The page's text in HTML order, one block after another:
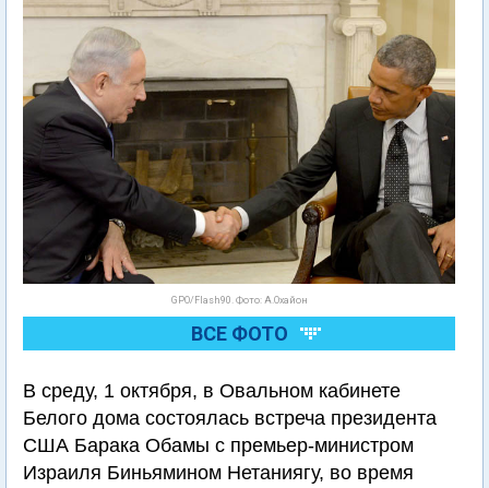
GPO/Flash90. Фото: А.Охайон
ВСЕ ФОТО
В среду, 1 октября, в Овальном кабинете
Белого дома состоялась встреча президента
США Барака Обамы с премьер-министром
Израиля Биньямином Нетаниягу, во время